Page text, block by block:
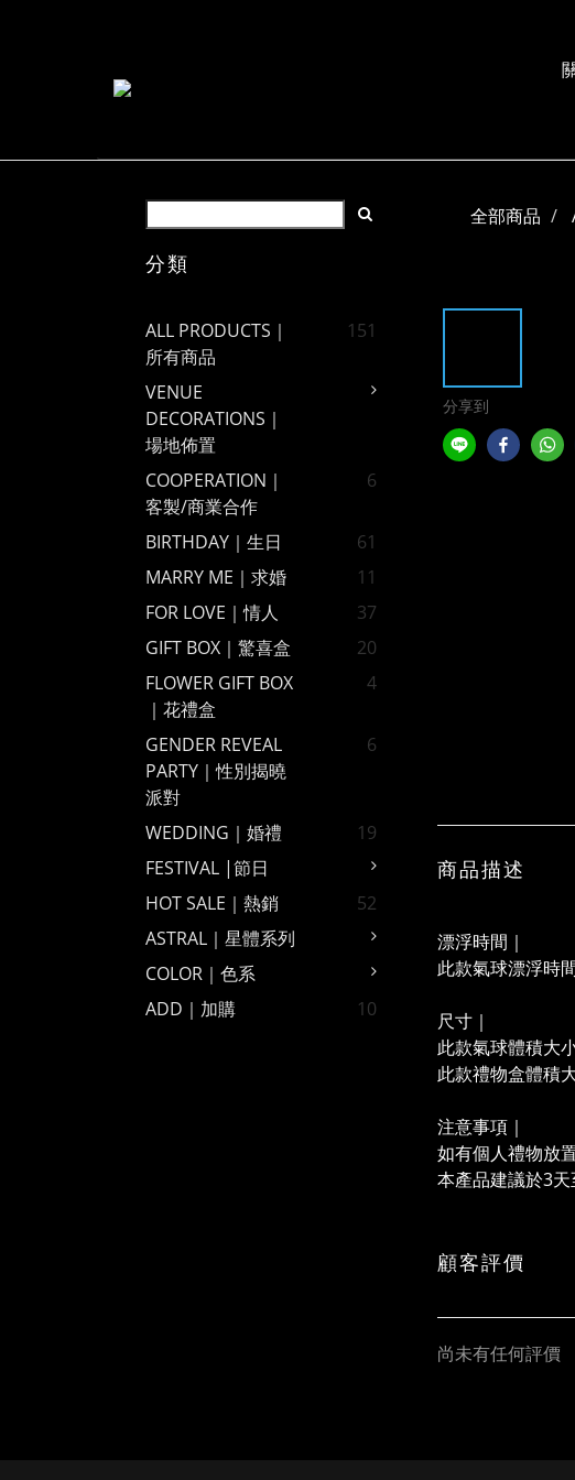
分類
ALL PRODUCTS｜
所有商品
151
VENUE
DECORATIONS｜
場地佈置
COOPERATION｜
客製/商業合作
6
BIRTHDAY｜生日
61
MARRY ME｜求婚
11
FOR LOVE｜情人
37
GIFT BOX｜驚喜盒
20
FLOWER GIFT BOX
｜花禮盒
4
GENDER REVEAL
PARTY｜性別揭曉
派對
6
WEDDING｜婚禮
19
FESTIVAL |節日
HOT SALE｜熱銷
52
ASTRAL｜星體系列
COLOR｜色系
ADD｜加購
10
全部商品
分享到
商品描述
漂浮時間｜
此款氣球漂浮時
尺寸｜
此款氣球體積大
此款禮物盒體積
注意事項｜
如有個人禮物放
本產品建議於3
顧客評價
尚未有任何評價